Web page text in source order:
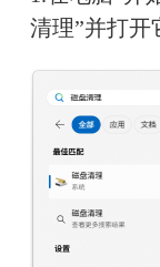
清理”并打开